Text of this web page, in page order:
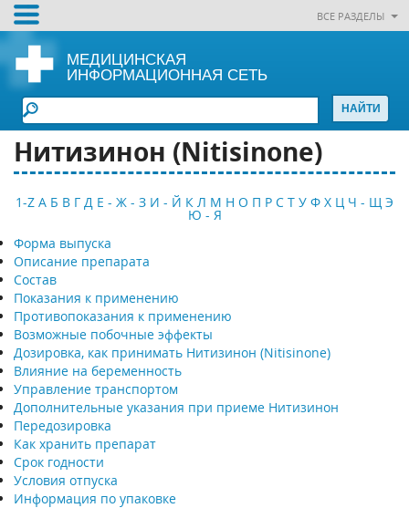
ВСЕ РАЗДЕЛЫ
МЕДИЦИНСКАЯ
ИНФОРМАЦИОННАЯ СЕТЬ
Нитизинон (Nitisinone)
1-Z А Б В Г Д Е - Ж - З И - Й К Л М Н О П Р С Т У Ф Х Ц Ч - Щ Э
Ю - Я
Форма выпуска
Описание препарата
Состав
Показания к применению
Противопоказания к применению
Возможные побочные эффекты
Дозировка, как принимать Нитизинон (Nitisinone)
Влияние на беременность
Управление транспортом
Дополнительные указания при приеме Нитизинон
Передозировка
Как хранить препарат
Срок годности
Условия отпуска
Информация по упаковке